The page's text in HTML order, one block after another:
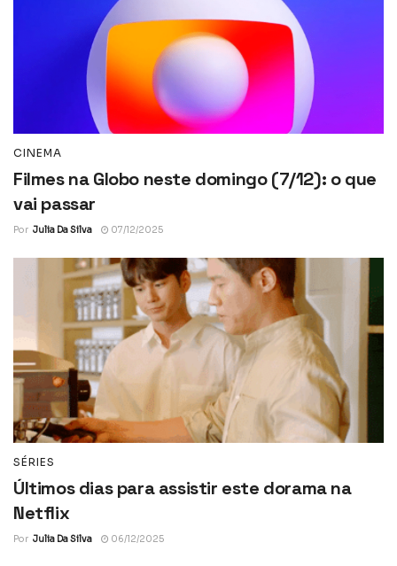
CINEMA
Filmes na Globo neste domingo (7/12): o que
vai passar
Por Julia Da Silva 07/12/2025
SÉRIES
Últimos dias para assistir este dorama na
Netflix
Por Julia Da Silva 06/12/2025